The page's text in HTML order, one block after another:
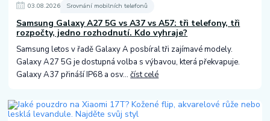
03.08.2026 Srovnání mobilních telefonů
Samsung Galaxy A27 5G vs A37 vs A57: tři telefony, tři
rozpočty, jedno rozhodnutí. Kdo vyhraje?
Samsung letos v řadě Galaxy A posbíral tři zajímavé modely.
Galaxy A27 5G je dostupná volba s výbavou, která překvapuje.
Galaxy A37 přináší IP68 a osv...číst celé